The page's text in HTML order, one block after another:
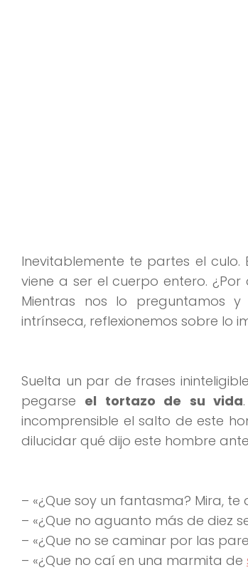
Inevitablemente te partes el
viene a ser el cuerpo entero. ¿Por
Mientras nos lo preguntamos
intrínseca, reflexionemos sobre lo
Suelta un par de frases
pegarse el tortazo de su vida
incomprensible el salto de este
dilucidar qué dijo este hombre
– «¿Que soy un fantasma? Mira,
– «¿Que no aguanto más de diez
– «¿Que no se caminar por las
– «¿Que no caí en una marmita de